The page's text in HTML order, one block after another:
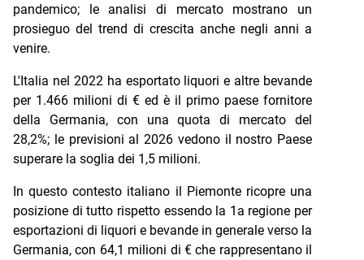
pandemico; le analisi di mercato mostrano un
prosieguo del trend di crescita anche negli anni a
venire.
L'Italia nel 2022 ha esportato liquori e altre bevande
per 1.466 milioni di € ed è il primo paese fornitore
della Germania, con una quota di mercato del
28,2%; le previsioni al 2026 vedono il nostro Paese
superare la soglia dei 1,5 milioni.
In questo contesto italiano il Piemonte ricopre una
posizione di tutto rispetto essendo la 1a regione per
esportazioni di liquori e bevande in generale verso la
Germania, con 64,1 milioni di € che rappresentano il